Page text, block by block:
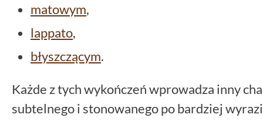
matowym,
lappato,
błyszczącym.
Każde z tych wykończeń wprowadza inny
subtelnego i stonowanego po bardziej